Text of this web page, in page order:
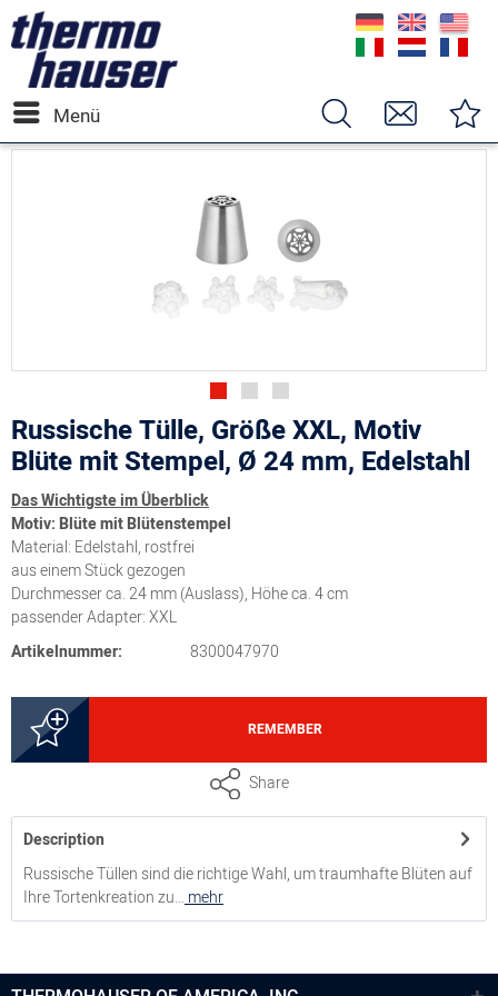
Menü
Russische Tülle, Größe XXL, Motiv
Blüte mit Stempel, Ø 24 mm, Edelstahl
Das Wichtigste im Überblick
Motiv: Blüte mit Blütenstempel
Material: Edelstahl, rostfrei
aus einem Stück gezogen
Durchmesser ca. 24 mm (Auslass), Höhe ca. 4 cm
passender Adapter: XXL
Artikelnummer:
8300047970
REMEMBER
Share
Description
Russische Tüllen sind die richtige Wahl, um traumhafte Blüten auf
Ihre Tortenkreation zu... mehr